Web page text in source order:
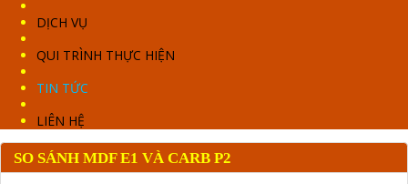
DỊCH VỤ
QUI TRÌNH THỰC HIỆN
TIN TỨC
LIÊN HỆ
SO SÁNH MDF E1 VÀ CARB P2